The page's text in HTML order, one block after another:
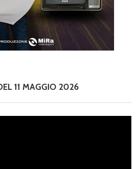
11 MAGGIO 2026